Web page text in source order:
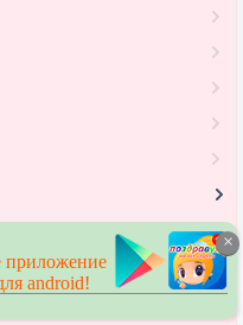
×
приложение
android!